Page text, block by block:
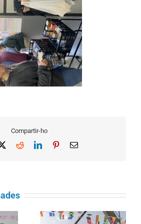
Compartir-ho
RedditLinkedInPinterestEmail